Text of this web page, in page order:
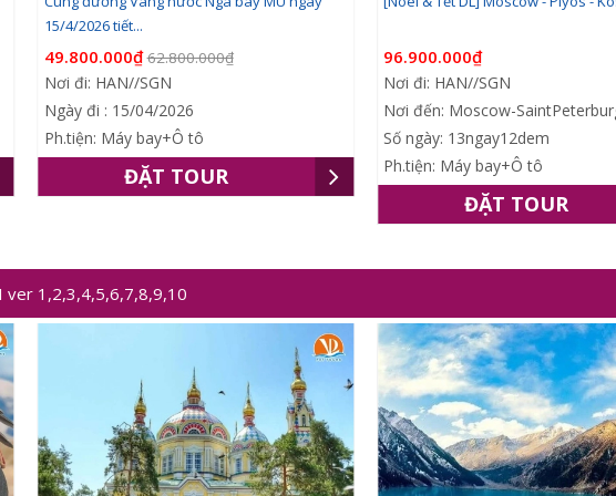
15/4/2026 tiết...
49.800.000₫62.800.000₫
Nơi đi: HAN//SGN
Ngày đi : 15/04/2026
Ph.tiện: Máy bay+Ô tô
ĐẶT TOUR
96.900.000₫
Nơi đi: HAN//SGN
Nơi đến: Moscow-
Số ngày: 13ngay12dem
Ph.tiện: Máy bay+Ô tô
ĐẶT TOUR
ver 1,2,3,4,5,6,7,8,9,10